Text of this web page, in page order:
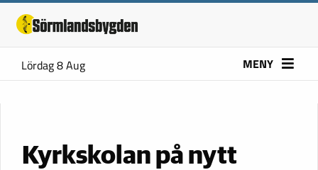
Lördag 8 Aug MENY
Kyrkskolan på nytt